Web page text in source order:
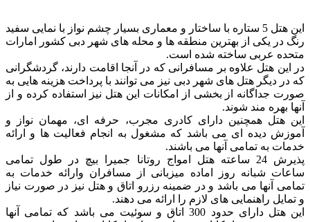
این هتل 5 ستاره با ساختار و معماری بسیار چشم نواز با نمایی سفید
رنگ در یکی از بهترین منطقه ها و محله های شهر دبی کشور امارات
متحده عربی ساخته شده است.
در این هتل علاوه بر مسافرانی که در آنجا اقامت دارند، گردشگرانی
که در دیگر هتل های شهر دبی نیز می توانند با پرداخت هزینه هایی به
صورت جداگانه از بخشی از امکانات این هتل نیز استفاده کرده و از
آنها بهره مند شوند.
این هتل همچنین دارای کادری مجرب، حرفه ای، مهمان نواز و
آموزش دیده ای می باشد که مشغول به انجام فعالیت ها و ارائه
خدمات به تمامی آنها می باشند.
پذیرش 24 ساعته هتل امواج روتانا جمیرا بیچ در طول تمامی
ساعات شبانه روز اماده میزبانی از مسافران وارائه خدمات به
تمامی آنها می باشد و در ضمینه رزرو اتاق و هتل نیز در صورت نیاز
و تمایل راهنمایی های لازم را ارائه می دهند.
این هتل دارای حدود 300 اتاق و سوئیت می باشد که تمامی آنها